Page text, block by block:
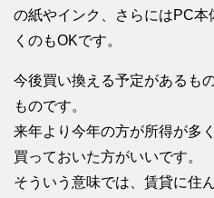
の紙やインク、さらにはPC
くのもOKです。
今後買い換える予定があるも
ものです。
来年より今年の方が所得が多
買っておいた方がいいです。
そういう意味では、賃貸に住